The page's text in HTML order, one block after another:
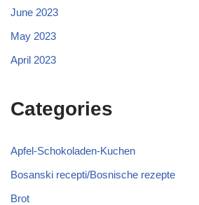
June 2023
May 2023
April 2023
Categories
Apfel-Schokoladen-Kuchen
Bosanski recepti/Bosnische rezepte
Brot